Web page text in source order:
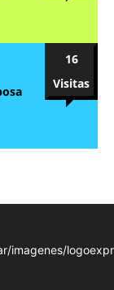
16
Visitas